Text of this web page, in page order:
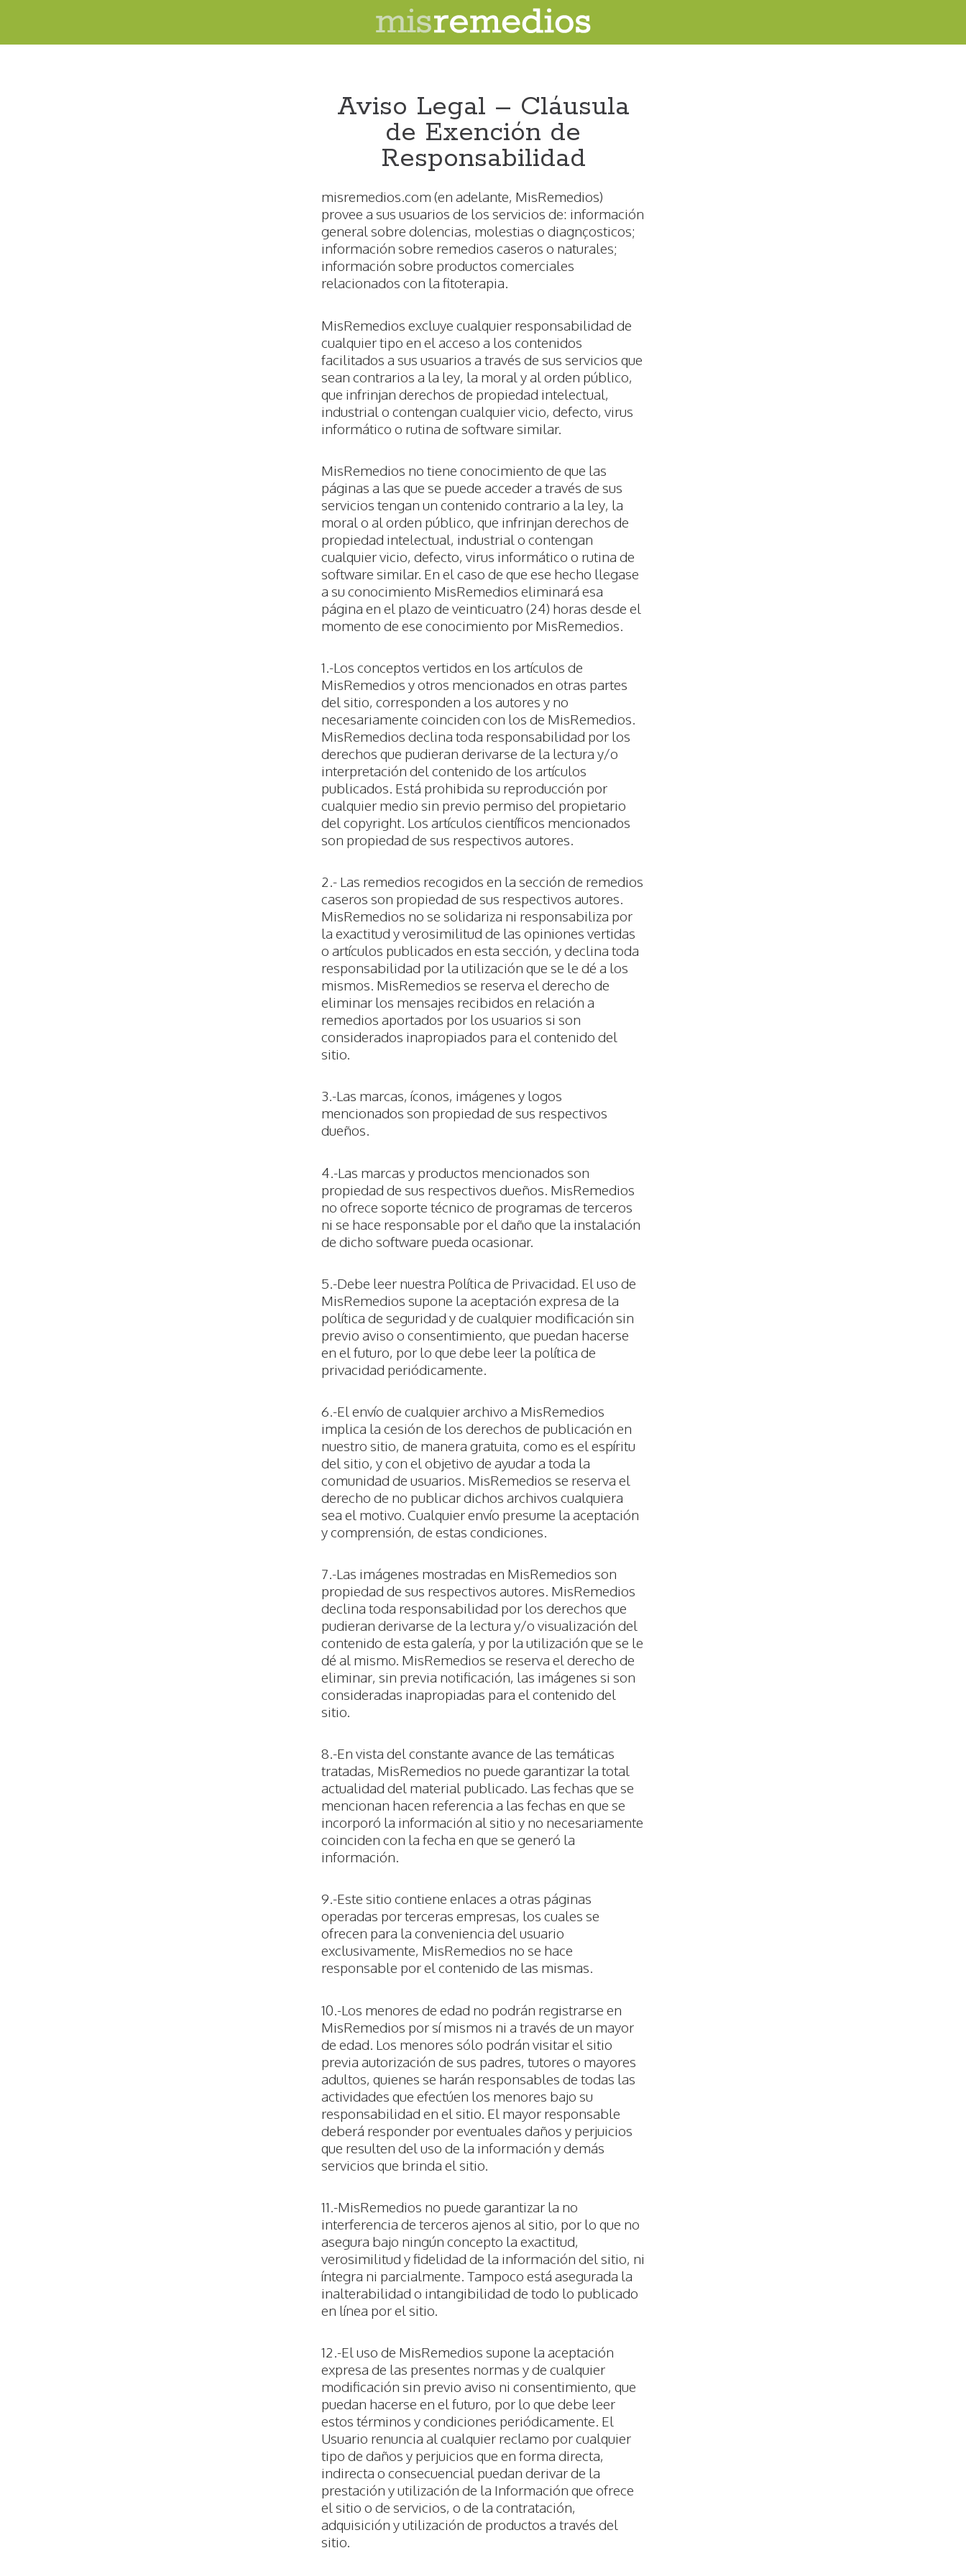
Aviso Legal – Cláusula
de Exención de
Responsabilidad
misremedios.com (en adelante, MisRemedios)
provee a sus usuarios de los servicios de: información
general sobre dolencias, molestias o diagnçosticos;
información sobre remedios caseros o naturales;
información sobre productos comerciales
relacionados con la fitoterapia.
MisRemedios excluye cualquier responsabilidad de
cualquier tipo en el acceso a los contenidos
facilitados a sus usuarios a través de sus servicios que
sean contrarios a la ley, la moral y al orden público,
que infrinjan derechos de propiedad intelectual,
industrial o contengan cualquier vicio, defecto, virus
informático o rutina de software similar.
MisRemedios no tiene conocimiento de que las
páginas a las que se puede acceder a través de sus
servicios tengan un contenido contrario a la ley, la
moral o al orden público, que infrinjan derechos de
propiedad intelectual, industrial o contengan
cualquier vicio, defecto, virus informático o rutina de
software similar. En el caso de que ese hecho llegase
a su conocimiento MisRemedios eliminará esa
página en el plazo de veinticuatro (24) horas desde el
momento de ese conocimiento por MisRemedios.
1.-Los conceptos vertidos en los artículos de
MisRemedios y otros mencionados en otras partes
del sitio, corresponden a los autores y no
necesariamente coinciden con los de MisRemedios.
MisRemedios declina toda responsabilidad por los
derechos que pudieran derivarse de la lectura y/o
interpretación del contenido de los artículos
publicados. Está prohibida su reproducción por
cualquier medio sin previo permiso del propietario
del copyright. Los artículos científicos mencionados
son propiedad de sus respectivos autores.
2.- Las remedios recogidos en la sección de remedios
caseros son propiedad de sus respectivos autores.
MisRemedios no se solidariza ni responsabiliza por
la exactitud y verosimilitud de las opiniones vertidas
o artículos publicados en esta sección, y declina toda
responsabilidad por la utilización que se le dé a los
mismos. MisRemedios se reserva el derecho de
eliminar los mensajes recibidos en relación a
remedios aportados por los usuarios si son
considerados inapropiados para el contenido del
sitio.
3.-Las marcas, íconos, imágenes y logos
mencionados son propiedad de sus respectivos
dueños.
4.-Las marcas y productos mencionados son
propiedad de sus respectivos dueños. MisRemedios
no ofrece soporte técnico de programas de terceros
ni se hace responsable por el daño que la instalación
de dicho software pueda ocasionar.
5.-Debe leer nuestra Política de Privacidad. El uso de
MisRemedios supone la aceptación expresa de la
política de seguridad y de cualquier modificación sin
previo aviso o consentimiento, que puedan hacerse
en el futuro, por lo que debe leer la política de
privacidad periódicamente.
6.-El envío de cualquier archivo a MisRemedios
implica la cesión de los derechos de publicación en
nuestro sitio, de manera gratuita, como es el espíritu
del sitio, y con el objetivo de ayudar a toda la
comunidad de usuarios. MisRemedios se reserva el
derecho de no publicar dichos archivos cualquiera
sea el motivo. Cualquier envío presume la aceptación
y comprensión, de estas condiciones.
7.-Las imágenes mostradas en MisRemedios son
propiedad de sus respectivos autores. MisRemedios
declina toda responsabilidad por los derechos que
pudieran derivarse de la lectura y/o visualización del
contenido de esta galería, y por la utilización que se le
dé al mismo. MisRemedios se reserva el derecho de
eliminar, sin previa notificación, las imágenes si son
consideradas inapropiadas para el contenido del
sitio.
8.-En vista del constante avance de las temáticas
tratadas, MisRemedios no puede garantizar la total
actualidad del material publicado. Las fechas que se
mencionan hacen referencia a las fechas en que se
incorporó la información al sitio y no necesariamente
coinciden con la fecha en que se generó la
información.
9.-Este sitio contiene enlaces a otras páginas
operadas por terceras empresas, los cuales se
ofrecen para la conveniencia del usuario
exclusivamente, MisRemedios no se hace
responsable por el contenido de las mismas.
10.-Los menores de edad no podrán registrarse en
MisRemedios por sí mismos ni a través de un mayor
de edad. Los menores sólo podrán visitar el sitio
previa autorización de sus padres, tutores o mayores
adultos, quienes se harán responsables de todas las
actividades que efectúen los menores bajo su
responsabilidad en el sitio. El mayor responsable
deberá responder por eventuales daños y perjuicios
que resulten del uso de la información y demás
servicios que brinda el sitio.
11.-MisRemedios no puede garantizar la no
interferencia de terceros ajenos al sitio, por lo que no
asegura bajo ningún concepto la exactitud,
verosimilitud y fidelidad de la información del sitio, ni
íntegra ni parcialmente. Tampoco está asegurada la
inalterabilidad o intangibilidad de todo lo publicado
en línea por el sitio.
12.-El uso de MisRemedios supone la aceptación
expresa de las presentes normas y de cualquier
modificación sin previo aviso ni consentimiento, que
puedan hacerse en el futuro, por lo que debe leer
estos términos y condiciones periódicamente. El
Usuario renuncia al cualquier reclamo por cualquier
tipo de daños y perjuicios que en forma directa,
indirecta o consecuencial puedan derivar de la
prestación y utilización de la Información que ofrece
el sitio o de servicios, o de la contratación,
adquisición y utilización de productos a través del
sitio.